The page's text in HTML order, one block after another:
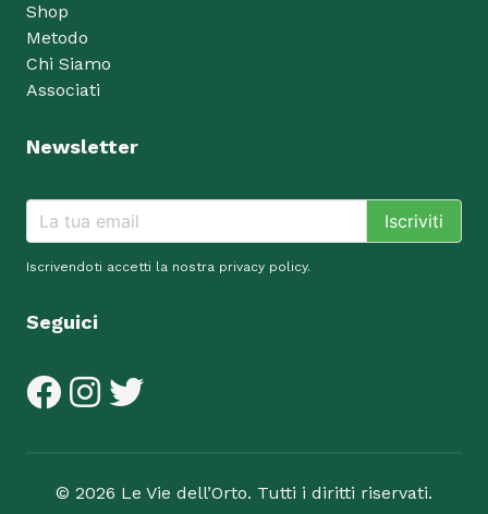
Shop
Metodo
Chi Siamo
Associati
Newsletter
Email Iscriviti
Iscrivendoti accetti la nostra privacy policy.
Seguici
© 2026 Le Vie dell’Orto. Tutti i diritti riservati.